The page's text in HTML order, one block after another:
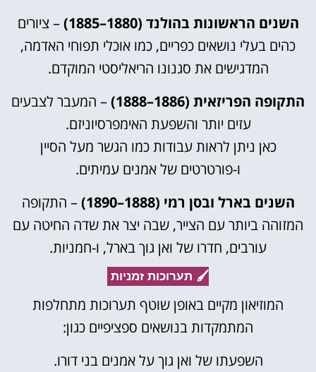
השנים הראשונות בהולנד (1880–1885)
– ציורים
כהים בעלי נושאים כפריים, כמו אוכלי תפוחי האדמה,
המדגישים את סגנונו הריאליסטי המוקדם.
התקופה הפריזאית (1886–1888)
– המעבר לצבעים
עזים יותר והשפעת האימפרסיוניזם.
כאן ניתן לראות עבודות כמו הגשר מעל הסיין
ו-פורטרטים של אמנים עמיתים.
השנים בארל ובסן רמי (1888–1890)
– התקופה
המזוהה ביותר עם הצייר, שבה יצר את שדה החיטה עם
עורבים, חדרו של ואן גוך בארל, ו-חמניות.
🖌️ תערוכות זמניות
המוזיאון מקיים באופן שוטף תערוכות מתחלפות
המתמקדות בנושאים ספציפיים כגון:
השפעתו של ואן גוך על אמנים בני דורו.